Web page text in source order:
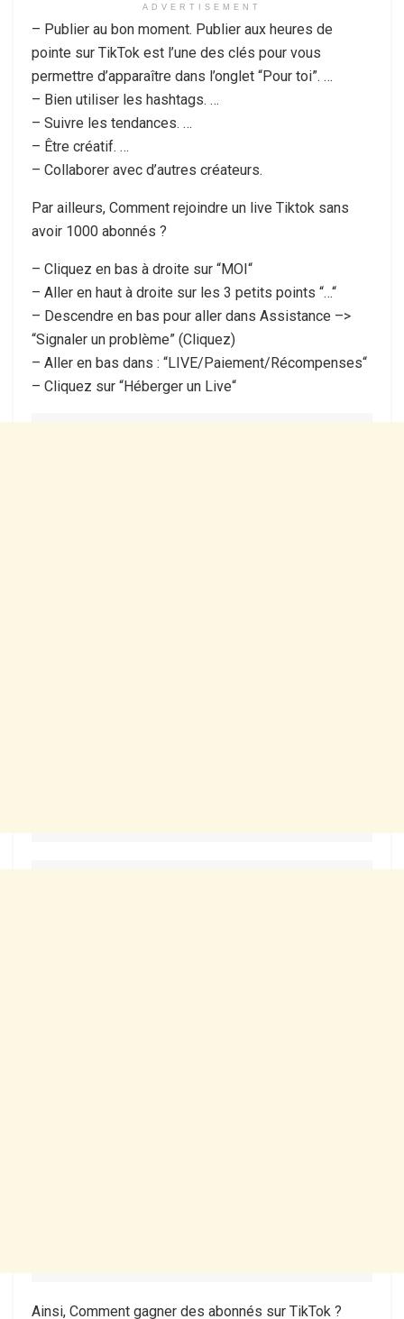
ADVERTISEMENT
– Publier au bon moment. Publier aux heures de
pointe sur TikTok est l’une des clés pour vous
permettre d’apparaître dans l’onglet “Pour toi”. …
– Bien utiliser les hashtags. …
– Suivre les tendances. …
– Être créatif. …
– Collaborer avec d’autres créateurs.
Par ailleurs, Comment rejoindre un live Tiktok sans
avoir 1000 abonnés ?
– Cliquez en bas à droite sur “MOI“
– Aller en haut à droite sur les 3 petits points “…“
– Descendre en bas pour aller dans Assistance –>
“Signaler un problème” (Cliquez)
– Aller en bas dans : “LIVE/Paiement/Récompenses“
– Cliquez sur “Héberger un Live“
Ainsi, Comment gagner des abonnés sur TikTok ?